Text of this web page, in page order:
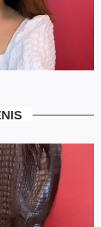
tới tay người sử
và nâng cao